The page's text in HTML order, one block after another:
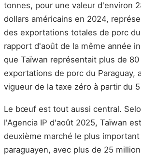
tonnes, pour une valeur d'environ
dollars américains en 2024,
des exportations totales de porc
rapport d'août de la même année
que Taïwan représentait plus de 80
exportations de porc du Paraguay,
vigueur de la taxe zéro à partir du
Le bœuf est tout aussi central.
l'Agencia IP d'août 2025, Taïwan
deuxième marché le plus
paraguayen, avec plus de 25